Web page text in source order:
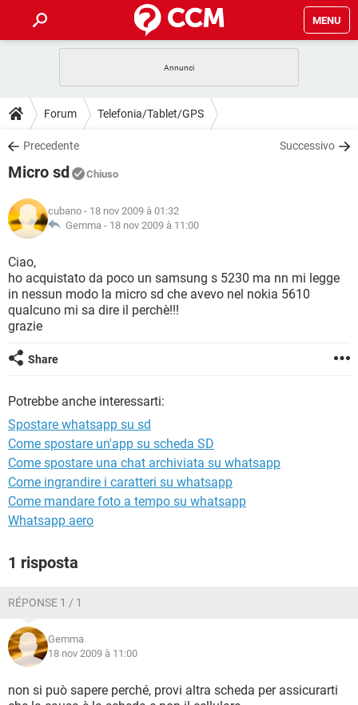
MENU
INTRATTENIMENTO ANDROID
iOS
INSTAGRAM
TIKTOK
HARDWARE
GUIDE
COVID-19 GAMING
INSTAGRAM
TIKTOK
HARDWARE
DOWNLOAD
COVID-19
INTRATTENIMENTO
iOS WINDOWS 10
INSTAGRAM
TIKTOK FACEBOOK
HARDWARE
COVID-19
INTRATTENIMENTO
iOS
INSTAGRAM WHATSAPP
TIKTOK
HARDWARE
GLOSSARIO
COVID-19
INTRATTENIMENTO ANDROID
iOS
TIKTOK
Forum Telefonia/Tablet/GPS
Precedente Successivo
Micro sd Chiuso
cubano - 18 nov 2009 à 01:32
Gemma - 18 nov 2009 à 11:00
Ciao,
ho acquistato da poco un samsung s 5230 ma nn mi legge
in nessun modo la micro sd che avevo nel nokia 5610
qualcuno mi sa dire il perchè!!!
grazie
Share
Potrebbe anche interessarti:
Spostare whatsapp su sd
Come spostare un'app su scheda SD
Come spostare una chat archiviata su whatsapp
Come ingrandire i caratteri su whatsapp
Come mandare foto a tempo su whatsapp
Whatsapp aero
1 risposta
RÉPONSE 1 / 1
Gemma
18 nov 2009 à 11:00
non si può sapere perché, provi altra scheda per assicurarti